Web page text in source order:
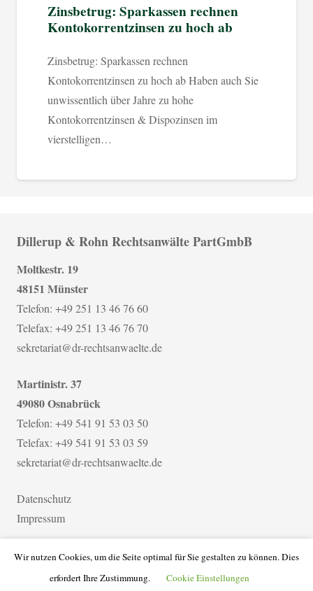
Zinsbetrug: Sparkassen rechnen
Kontokorrentzinsen zu hoch ab
Zinsbetrug: Sparkassen rechnen
Kontokorrentzinsen zu hoch ab Haben auch Sie
unwissentlich über Jahre zu hohe
Kontokorrentzinsen & Dispozinsen im
vierstelligen…
Dillerup & Rohn Rechtsanwälte PartGmbB
Moltkestr. 19
48151 Münster
Telefon: +49 251 13 46 76 60
Telefax: +49 251 13 46 76 70
sekretariat@dr-rechtsanwaelte.de
Martinistr. 37
49080 Osnabrück
Telefon: +49 541 91 53 03 50
Telefax: +49 541 91 53 03 59
sekretariat@dr-rechtsanwaelte.de
Datenschutz
Impressum
Copyright © 2017-2021 Dillerup & Rohn Rechtsanwälte
Wir nutzen Cookies, um die Seite optimal für Sie gestalten zu können. Dies
erfordert Ihre Zustimmung.
Cookie Einstellungen